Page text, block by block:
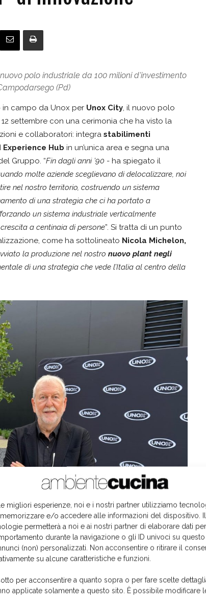
migliori esperienze, noi e i nostri partner utilizziamo
e/o accedere alle informazioni del dispositivo.
permetterà a noi e ai nostri partner di elaborare dati
durante la navigazione o gli ID univoci su
(non) personalizzati. Non acconsentire o ritirare il
su alcune caratteristiche e funzioni.
per acconsentire a quanto sopra o per fare scelte
applicate solamente a questo sito. È possibile modificare
polo industriale da 100 milioni d'investimento
(Pd)
in campo da Unox per Unox City, il nuovo polo
settembre con una cerimonia che ha visto la
e collaboratori: integra stabilimenti
Experience Hub in un’unica area e segna una
Gruppo. “Fin dagli anni ’90 - ha spiegato il
molte aziende sceglievano di delocalizzare, noi
nel nostro territorio, costruendo un sistema
di una strategia che ci ha portato a
un sistema industriale verticalmente
a centinaia di persone”. Si tratta di un punto
come ha sottolineato Nicola Michelon,
la produzione nel nostro nuovo plant negli
di una strategia che vede l’Italia al centro della
e fondatore Unox